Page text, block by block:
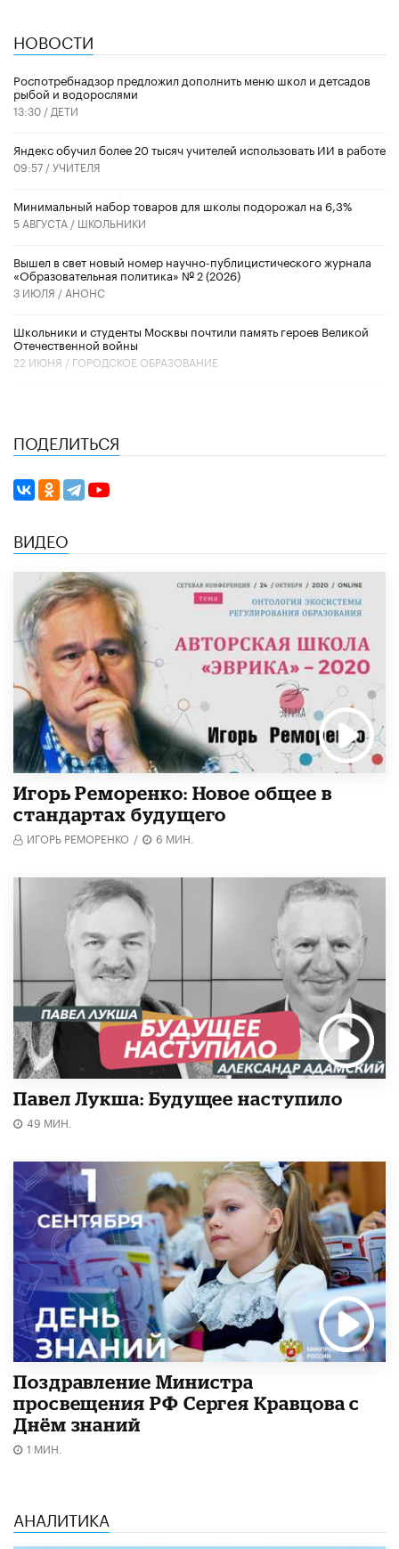
НОВОСТИ
Роспотребнадзор предложил дополнить меню школ и детсадов
рыбой и водорослями
13:30 / ДЕТИ
​Яндекс обучил более 20 тысяч учителей использовать ИИ в работе
09:57 /УЧИТЕЛЯ
Минимальный набор товаров для школы подорожал на 6,3%
5 АВГУСТА / ШКОЛЬНИКИ
Вышел в свет новый номер научно-публицистического журнала
«Образовательная политика» № 2 (2026)
3 ИЮЛЯ / АНОНС
Школьники и студенты Москвы почтили память героев Великой
Отечественной войны
22 ИЮНЯ / ГОРОДСКОЕ ОБРАЗОВАНИЕ
ПОДЕЛИТЬСЯ
ВИДЕО
Игорь Реморенко: Новое общее в
стандартах будущего
ИГОРЬ РЕМОРЕНКО / 6 МИН.
Павел Лукша: Будущее наступило
49 МИН.
Поздравление Министра
просвещения РФ Сергея Кравцова с
Днём знаний
1 МИН.
АНАЛИТИКА